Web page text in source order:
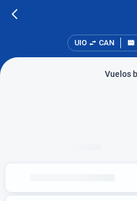
UIO CAN
Vuelos